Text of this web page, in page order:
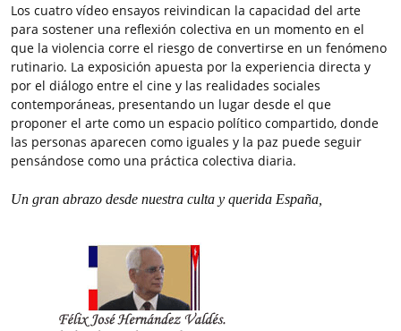
Los cuatro vídeo ensayos reivindican la capacidad del arte
para sostener una reflexión colectiva en un momento en el
que la violencia corre el riesgo de convertirse en un fenómeno
rutinario. La exposición apuesta por la experiencia directa y
por el diálogo entre el cine y las realidades sociales
contemporáneas, presentando un lugar desde el que
proponer el arte como un espacio político compartido, donde
las personas aparecen como iguales y la paz puede seguir
pensándose como una práctica colectiva diaria.
Un gran abrazo desde nuestra culta y querida España,